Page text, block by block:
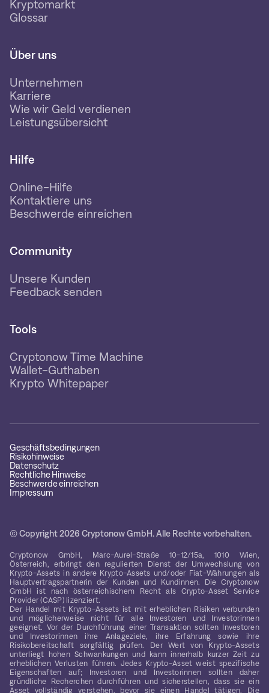
Kryptomarkt
Glossar
Über uns
Unternehmen
Karriere
Wie wir Geld verdienen
Leistungsübersicht
Hilfe
Online-Hilfe
Kontaktiere uns
Beschwerde einreichen
Community
Unsere Kunden
Feedback senden
Tools
Cryptonow Time Machine
Wallet-Guthaben
Krypto Whitepaper
Geschäftsbedingungen
Risikohinweise
Datenschutz
Rechtliche Hinweise
Beschwerde einreichen
Impressum
© Copyright 2026 Cryptonow GmbH. Alle Rechte vorbehalten.
Cryptonow GmbH, Marc-Aurel-Straße 10-12/15a, 1010 Wien,
Österreich, erbringt den regulierten Dienst der Umwechslung von
Krypto-Assets in andere Krypto-Assets und/oder Fiat-Währungen als
Hauptvertragspartnerin der Kunden und Kundinnen. Die Cryptonow
GmbH ist nach österreichischem Recht als Crypto-Asset Service
Provider (CASP) lizenziert.
Der Handel mit Krypto-Assets ist mit erheblichen Risiken verbunden
und möglicherweise nicht für alle Investoren und Investorinnen
geeignet. Vor der Durchführung einer Transaktion sollten Investoren
und Investorinnen ihre Anlageziele, ihre Erfahrung sowie ihre
Risikobereitschaft sorgfältig prüfen. Der Wert von Krypto-Assets
unterliegt hohen Schwankungen und kann innerhalb kurzer Zeit zu
erheblichen Verlusten führen. Jedes Krypto-Asset weist spezifische
Eigenschaften auf; Investoren und Investorinnen sollten daher
gründliche Recherchen durchführen und sicherstellen, dass sie ein
Asset vollständig verstehen, bevor sie einen Handel tätigen. Die